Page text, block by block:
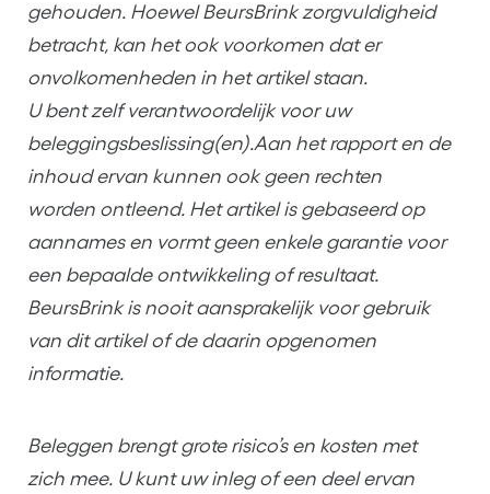
gehouden. Hoewel BeursBrink zorgvuldigheid
betracht, kan het ook voorkomen dat er
onvolkomenheden in het artikel staan.
U bent zelf verantwoordelijk voor uw
beleggingsbeslissing(en).Aan het rapport en de
inhoud ervan kunnen ook geen rechten
worden ontleend. Het artikel is gebaseerd op
aannames en vormt geen enkele garantie voor
een bepaalde ontwikkeling of resultaat.
BeursBrink is nooit aansprakelijk voor gebruik
van dit artikel of de daarin opgenomen
informatie.
Beleggen brengt grote risico’s en kosten met
zich mee. U kunt uw inleg of een deel ervan